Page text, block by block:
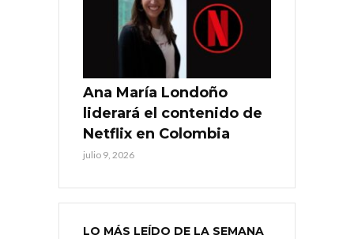
Ana María Londoño
liderará el contenido de
Netflix en Colombia
julio 9, 2026
LO MÁS LEÍDO DE LA SEMANA